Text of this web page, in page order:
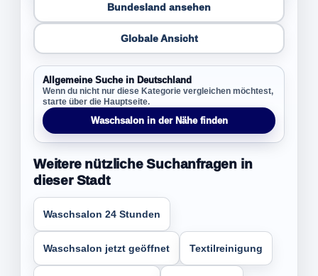
Bundesland ansehen
Globale Ansicht
Allgemeine Suche in Deutschland
Wenn du nicht nur diese Kategorie vergleichen möchtest,
starte über die Hauptseite.
Waschsalon in der Nähe finden
Weitere nützliche Suchanfragen in
dieser Stadt
Waschsalon 24 Stunden
Waschsalon jetzt geöffnet Textilreinigung